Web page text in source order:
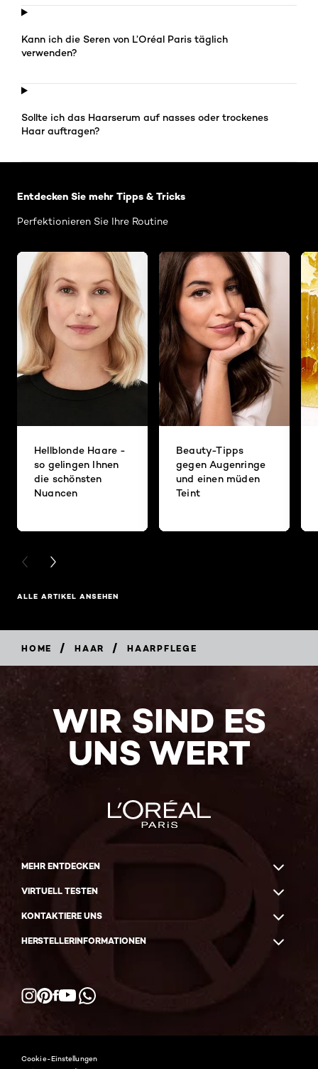
Kann ich die Seren von L’Oréal Paris täglich
verwenden?
Sollte ich das Haarserum auf nasses oder trockenes
Haar auftragen?
Entdecken Sie mehr Tipps & Tricks
Perfektionieren Sie Ihre Routine
Hellblonde Haare -
so gelingen Ihnen
die schönsten
Nuancen
Beauty-Tipps
gegen Augenringe
und einen müden
Teint
PREVIOUS CARD
NEXT CARD
ALLE ARTIKEL ANSEHEN
HOME / HAAR / HAARPFLEGE
WIR SIND ES
UNS WERT
MEHR ENTDECKEN
VIRTUELL TESTEN
KONTAKTIERE UNS
HERSTELLERINFORMATIONEN
Facebook
YouTube
Cookie-Einstellungen